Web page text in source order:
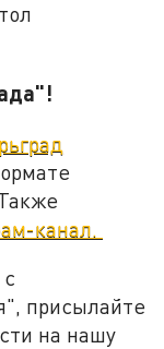
Также
канал.
присылайте
на нашу